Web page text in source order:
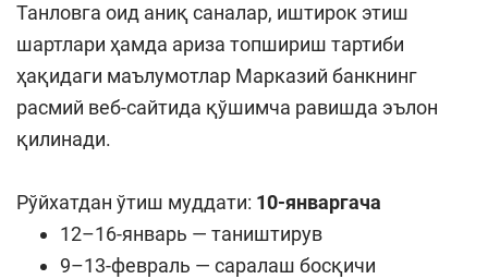
Танловга оид аниқ саналар, иштирок этиш
шартлари ҳамда ариза топшириш тартиби
ҳақидаги маълумотлар Марказий банкнинг
расмий веб-сайтида қўшимча равишда эълон
қилинади.
Рўйхатдан ўтиш муддати: 10-январгача
12–16-январь — таништирув
9–13-февраль — саралаш босқичи